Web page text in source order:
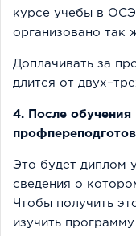
курсе учебы в
организовано так
Доплачивать за
длится от
4. После обучения
Это будет диплом
сведения о
Чтобы получить
изучить